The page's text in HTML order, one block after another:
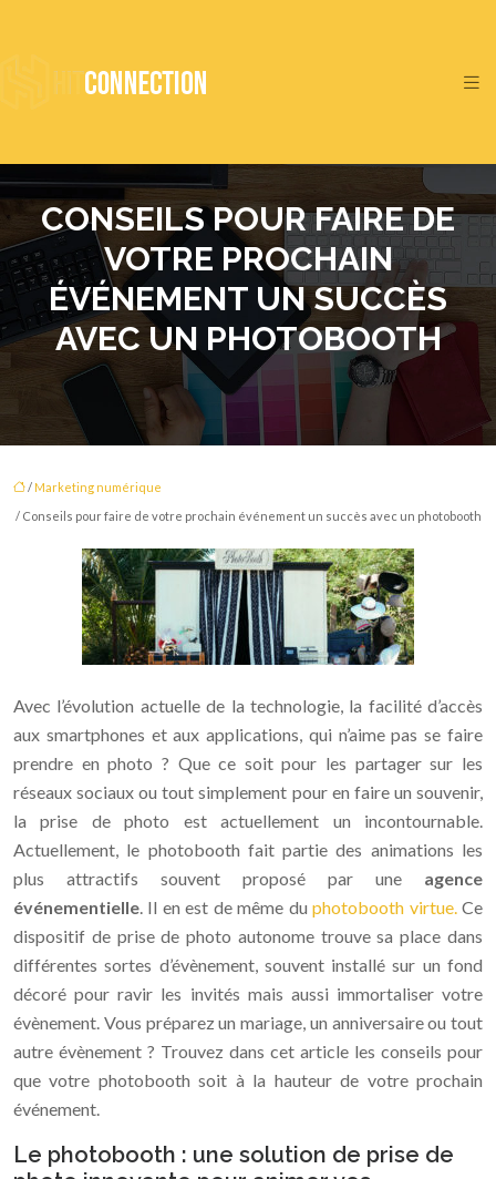
CONSEILS POUR FAIRE DE
VOTRE PROCHAIN
ÉVÉNEMENT UN SUCCÈS
AVEC UN PHOTOBOOTH
/ Marketing numérique
/ Conseils pour faire de votre prochain événement un succès avec un photobooth
Avec l’évolution actuelle de la technologie, la facilité d’accès
aux smartphones et aux applications, qui n’aime pas se faire
prendre en photo ? Que ce soit pour les partager sur les
réseaux sociaux ou tout simplement pour en faire un souvenir,
la prise de photo est actuellement un incontournable.
Actuellement, le photobooth fait partie des animations les
plus attractifs souvent proposé par une agence
événementielle. Il en est de même duphotobooth virtue.Ce
dispositif de prise de photo autonome trouve sa place dans
différentes sortes d’évènement, souvent installé sur un fond
décoré pour ravir les invités mais aussi immortaliser votre
évènement. Vous préparez un mariage, un anniversaire ou tout
autre évènement ? Trouvez dans cet article les conseils pour
que votre photobooth soit à la hauteur de votre prochain
événement.
Le photobooth : une solution de prise de